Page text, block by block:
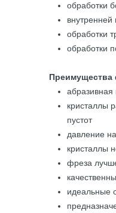
обработки
внутренней
обработки
обработки
Преимущества
абразивная
кристаллы
пустот
давление
кристаллы
фреза
идеальные